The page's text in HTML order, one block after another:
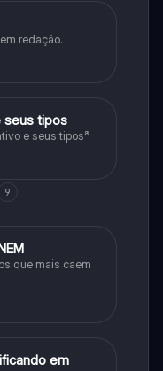
redação.
seus tipos
e seus tipos⁸
9
que mais caem
em